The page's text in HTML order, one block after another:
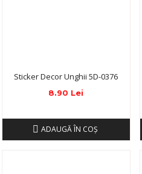
Sticker Decor Unghii 5D-0376
8.90 Lei
ADAUGĂ ÎN COŞ